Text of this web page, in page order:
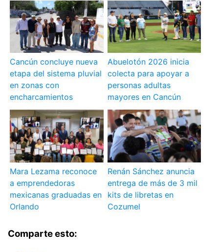
Cancún concluye nueva
etapa del sistema pluvial
en zonas con
encharcamientos
Abuelotón 2026 inicia
colecta para apoyar a
personas adultas
mayores en Cancún
Mara Lezama reconoce
a emprendedoras
mexicanas graduadas en
Orlando
Renán Sánchez anuncia
entrega de más de 3 mil
kits de libretas en
Cozumel
Comparte esto: